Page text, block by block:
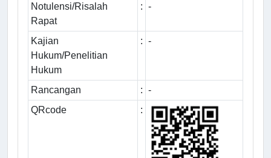
Notulensi/Risalah
Rapat
: -
Kajian
Hukum/Penelitian
Hukum
: -
Rancangan : -
QRcode
: